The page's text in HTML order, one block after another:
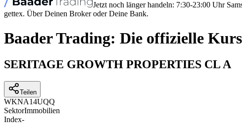
Jetzt noch länger handeln: 7:30-23:00 Uhr
gettex. Über Deinen Broker oder Deine Bank.
Baader Trading: Die offizielle
SERITAGE GROWTH PROPERTIES CL A
Teilen
WKNA14UQQ
SektorImmobilien
Index-